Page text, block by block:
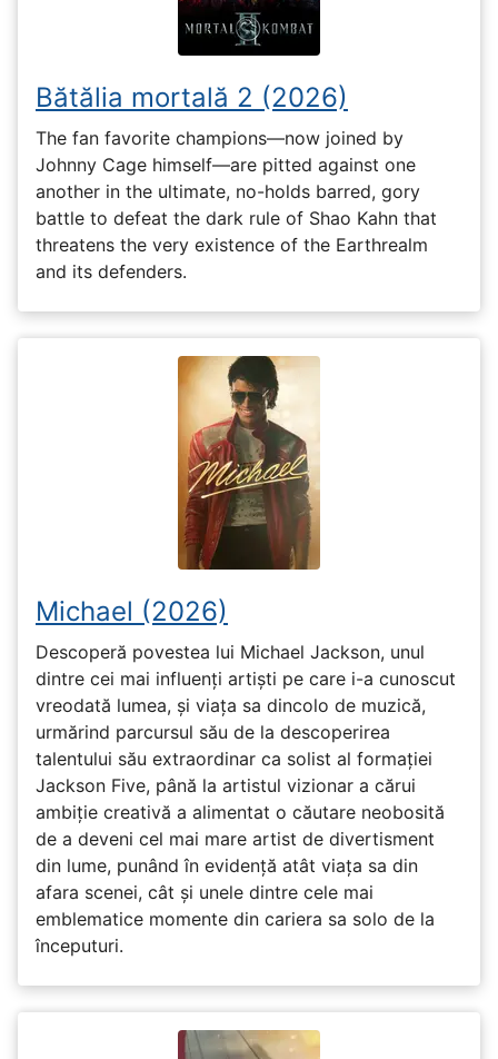
Bătălia mortală 2 (2026)
The fan favorite champions—now joined by
Johnny Cage himself—are pitted against one
another in the ultimate, no-holds barred, gory
battle to defeat the dark rule of Shao Kahn that
threatens the very existence of the Earthrealm
and its defenders.
Michael (2026)
Descoperă povestea lui Michael Jackson, unul
dintre cei mai influenți artiști pe care i-a cunoscut
vreodată lumea, și viața sa dincolo de muzică,
urmărind parcursul său de la descoperirea
talentului său extraordinar ca solist al formației
Jackson Five, până la artistul vizionar a cărui
ambiție creativă a alimentat o căutare neobosită
de a deveni cel mai mare artist de divertisment
din lume, punând în evidență atât viața sa din
afara scenei, cât și unele dintre cele mai
emblematice momente din cariera sa solo de la
începuturi.